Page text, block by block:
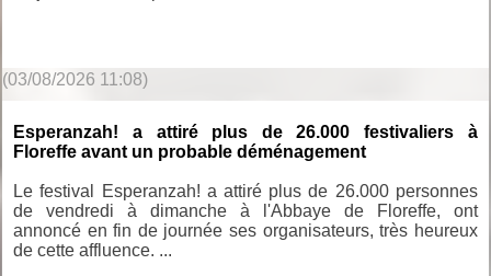
(03/08/2026 11:08)
Esperanzah! a attiré plus de 26.000 festivaliers à
Floreffe avant un probable déménagement
Le festival Esperanzah! a attiré plus de 26.000 personnes
de vendredi à dimanche à l'Abbaye de Floreffe, ont
annoncé en fin de journée ses organisateurs, très heureux
de cette affluence. ...